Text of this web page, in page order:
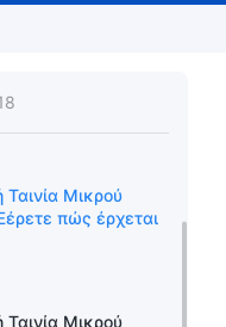
εν μέσω
Ταινία Μικρού
πώς έρχεται
Ταινία Μικρού